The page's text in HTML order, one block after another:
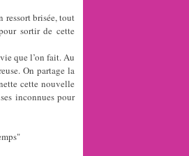
ressort brisée, tout
sortir de cette
que l’on fait. Au
On partage la
cette nouvelle
inconnues pour